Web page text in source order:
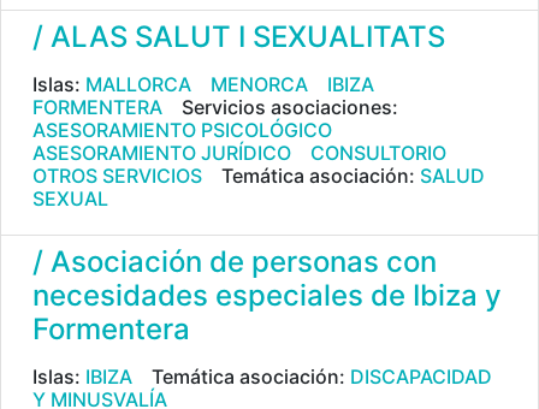
/ ALAS SALUT I SEXUALITATS
Islas: MALLORCA MENORCA
IBIZA
FORMENTERA
Servicios asociaciones:
ASESORAMIENTO PSICOLÓGICO
ASESORAMIENTO JURÍDICO
CONSULTORIO
OTROS SERVICIOS
Temática asociación: SALUD
SEXUAL
/ Asociación de personas con
necesidades especiales de Ibiza y
Formentera
Islas: IBIZA Temática asociación: DISCAPACIDAD
Y MINUSVALÍA